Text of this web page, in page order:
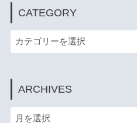
CATEGORY
ARCHIVES